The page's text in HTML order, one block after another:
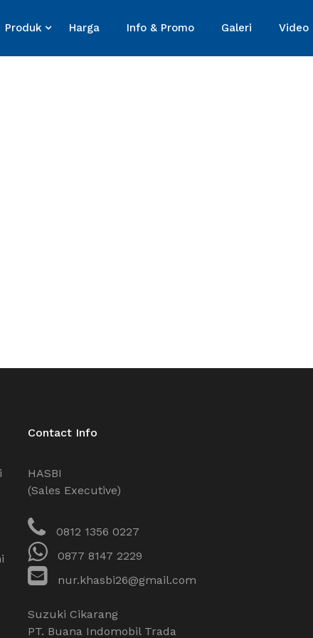
Produk Harga Info & Promo Galeri Video
Contact Info
HASBI
(Sales Executive)
0812 1356 0227
0877 8147 2229
nur.khasbi26@gmail.com
Suzuki Cikarang
PT. Buana Indomobil Trada